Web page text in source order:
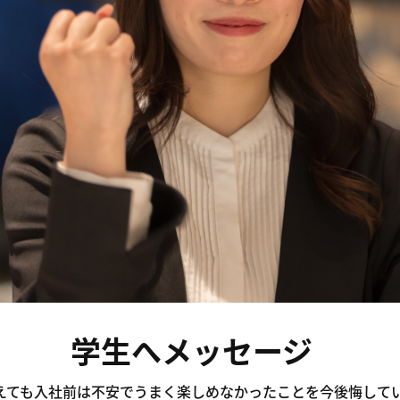
学生へメッセージ
ても入社前は不安でうまく楽しめなかったことを今後悔して